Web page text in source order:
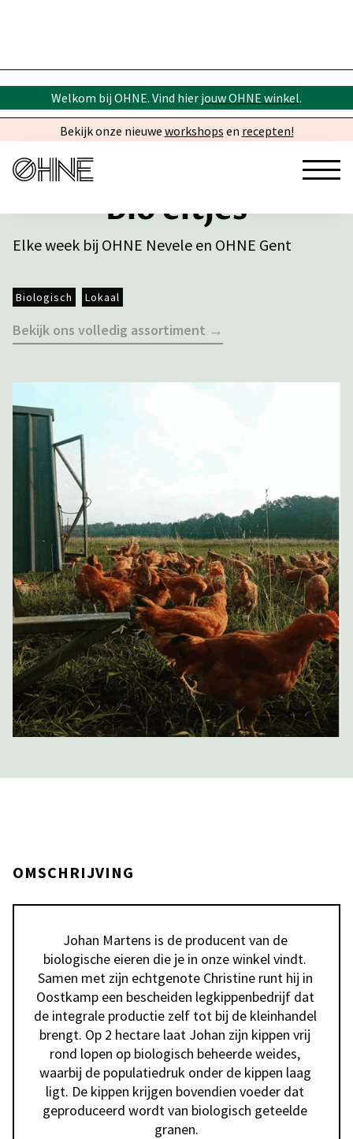
Welkom bij OHNE. Vind hier jouw OHNE winkel.
Bekijk onze nieuwe workshops en recepten!
Bio eitjes
Elke week bij OHNE Nevele en OHNE Gent
Biologisch Lokaal
Bekijk ons volledig assortiment →
OMSCHRIJVING
Johan Martens is de producent van de
biologische eieren die je in onze winkel vindt.
Samen met zijn echtgenote Christine runt hij in
Oostkamp een bescheiden legkippenbedrijf dat
de integrale productie zelf tot bij de kleinhandel
brengt. Op 2 hectare laat Johan zijn kippen vrij
rond lopen op biologisch beheerde weides,
waarbij de populatiedruk onder de kippen laag
ligt. De kippen krijgen bovendien voeder dat
geproduceerd wordt van biologisch geteelde
granen.